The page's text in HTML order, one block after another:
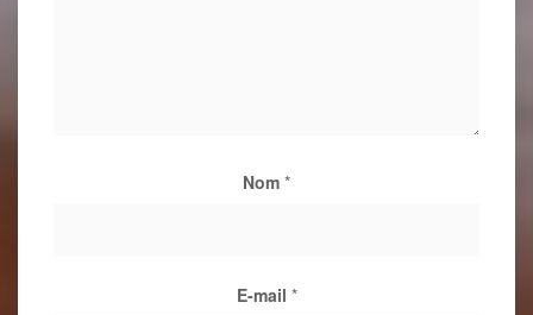
Nom *
E-mail *